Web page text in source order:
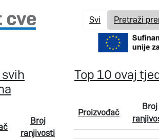
Svi Pretraži
Broj
ranjivosti
Top 10 ovaj
Proizvođač
Broj